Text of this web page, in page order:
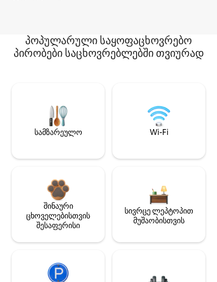
პოპულარული საყოფაცხოვრებო
პირობები საცხოვრებლებში თვიურად
სამზარეულო Wi-Fi
შინაური
ცხოველებისთვის
შესაფერისი
სივრცე ლეპტოპით
მუშაობისთვის